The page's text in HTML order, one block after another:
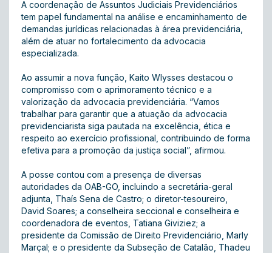
A coordenação de Assuntos Judiciais Previdenciários
tem papel fundamental na análise e encaminhamento de
demandas jurídicas relacionadas à área previdenciária,
além de atuar no fortalecimento da advocacia
especializada.
Ao assumir a nova função, Kaito Wlysses destacou o
compromisso com o aprimoramento técnico e a
valorização da advocacia previdenciária. “Vamos
trabalhar para garantir que a atuação da advocacia
previdenciarista siga pautada na excelência, ética e
respeito ao exercício profissional, contribuindo de forma
efetiva para a promoção da justiça social”, afirmou.
A posse contou com a presença de diversas
autoridades da OAB-GO, incluindo a secretária-geral
adjunta, Thaís Sena de Castro; o diretor-tesoureiro,
David Soares; a conselheira seccional e conselheira e
coordenadora de eventos, Tatiana Giviziez; a
presidente da Comissão de Direito Previdenciário, Marly
Marçal; e o presidente da Subseção de Catalão, Thadeu